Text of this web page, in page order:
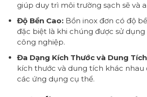
giúp duy trì môi trường sạch sẽ và
Độ Bền Cao:Bồn inox đơn có độ
đặc biệt là khi chúng được sử
công nghiệp.
Đa Dạng Kích Thước và Dung
kích thước và dung tích khác nhau
các ứng dụng cụ thể.